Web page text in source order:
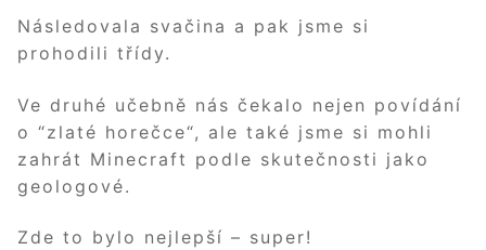
Následovala svačina a pak jsme si
prohodili třídy.
Ve druhé učebně nás čekalo nejen povídání
o “zlaté horečce“, ale také jsme si mohli
zahrát Minecraft podle skutečnosti jako
geologové.
Zde to bylo nejlepší – super!